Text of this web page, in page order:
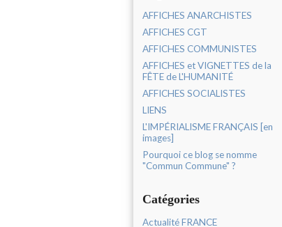
AFFICHES ANARCHISTES
AFFICHES CGT
AFFICHES COMMUNISTES
AFFICHES et VIGNETTES de la
FÊTE de L'HUMANITÉ
AFFICHES SOCIALISTES
LIENS
L'IMPÉRIALISME FRANÇAIS [en
images]
Pourquoi ce blog se nomme
"Commun Commune" ?
Catégories
Actualité FRANCE